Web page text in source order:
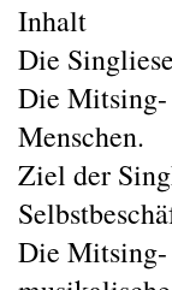
Inhalt
Die
Die Mitsing-
Menschen.
Ziel der
Die Mitsing-